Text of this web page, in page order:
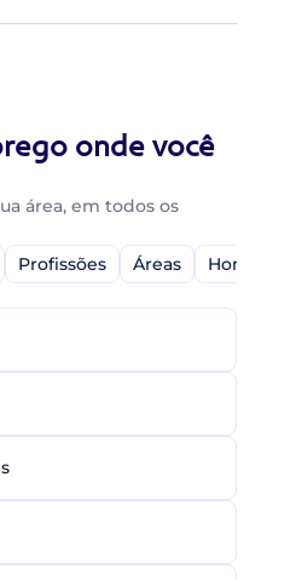
onde você
área, em todos os
Profissões Áreas Home-